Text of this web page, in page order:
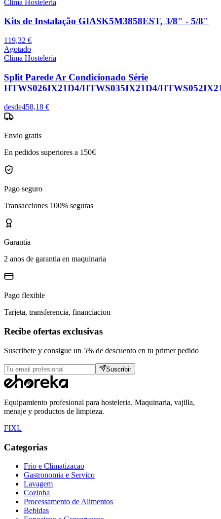
Clima Hostelería
Kits de Instalação GIASK5M3858EST, 3/8" - 5/8"
119,32 €
Agotado
Clima Hostelería
Split Parede Ar Condicionado Série
HTWS026IX21D4/HTWS035IX21D4/
desde458,18 €
Envio gratis
En pedidos superiores a 150€
Pago seguro
Transacciones 100% seguras
Garantia
2 anos de garantia en maquinaria
Pago flexible
Tarjeta, transferencia, financiacion
Recibe ofertas exclusivas
Suscribete y consigue un 5% de descuento en tu primer pedido
Suscribir
Equipamiento profesional para hosteleria. Maquinaria, vajilla,
menaje y productos de limpieza.
FIXL
Categorias
Frio e Climatizacao
Gastronomia e Servico
Lavagem
Cozinha
Processamento de Alimentos
Bebidas